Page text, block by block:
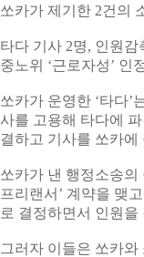
쏘카가 제기한 2건의
타다 기사 2명, 인원
중노위 ‘근로자성’ 인
쏘카가 운영한 ‘타다
사를 고용해 타다에
결하고 기사를 쏘카에
쏘카가 낸 행정소송의
프리랜서’ 계약을 맺
로 결정하면서 인원
그러자 이들은 쏘카